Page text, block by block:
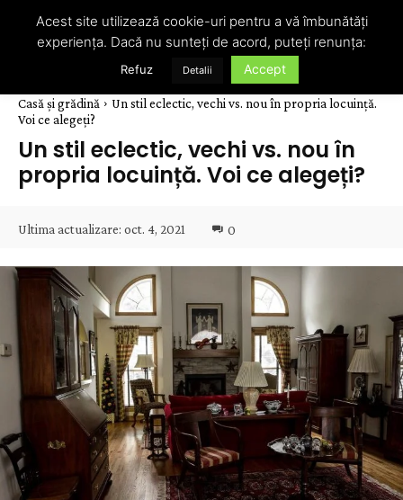
Casă și grădină
Un stil eclectic, vechi vs. nou în propria locuință.
Voi ce alegeți?
Un stil eclectic, vechi vs. nou în
propria locuință. Voi ce alegeți?
Ultima actualizare: oct. 4, 2021 0
Acest site utilizează cookie-uri pentru a vă îmbunătăți
experiența. Dacă nu sunteți de acord, puteți renunța:
Refuz Detalii Accept